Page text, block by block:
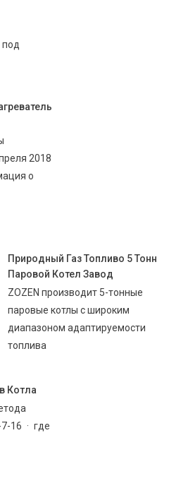
под
2018
о
Природный Газ Топливо 5 Тонн
Паровой Котел Завод
ZOZEN производит 5-тонные
паровые котлы с широким
диапазоном адаптируемости
топлива
Котла
16 · где